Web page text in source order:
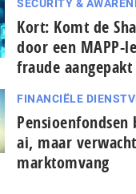
SECURITY &
Kort: Komt de
door een MAPP-
fraude
FINANCIËLE
Pensioenfondsen
ai, maar
marktomvang